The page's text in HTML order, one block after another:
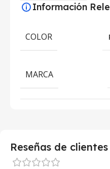
Información
COLOR
MARCA
Reseñas de clientes